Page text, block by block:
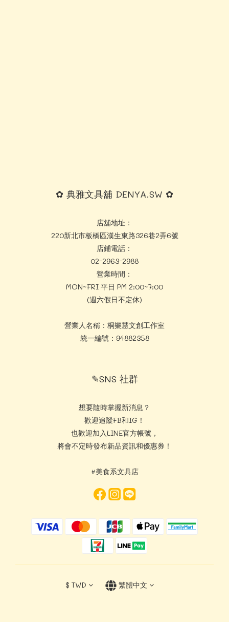
✿ 典雅文具舖 DENYA.SW ✿
店舖地址：
220新北市板橋區漢生東路326巷2弄6號
店鋪電話：
02-2963-2988
營業時間：
MON~FRI 平日 PM 2:00~7:00
(週六假日不定休)
營業人名稱：桐樂慧文創工作室
統一編號：94882358
✎SNS 社群
想要隨時掌握新消息？
歡迎追蹤FB和IG！
也歡迎加入LINE官方帳號，
將會不定時發布新品資訊和優惠券！
#美食系文具店
$ TWD 繁體中文